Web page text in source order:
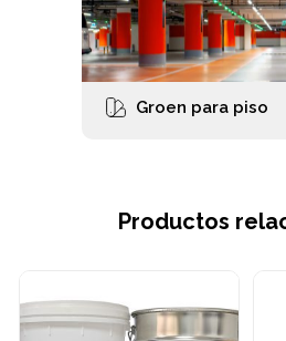
Groen para piso
Productos